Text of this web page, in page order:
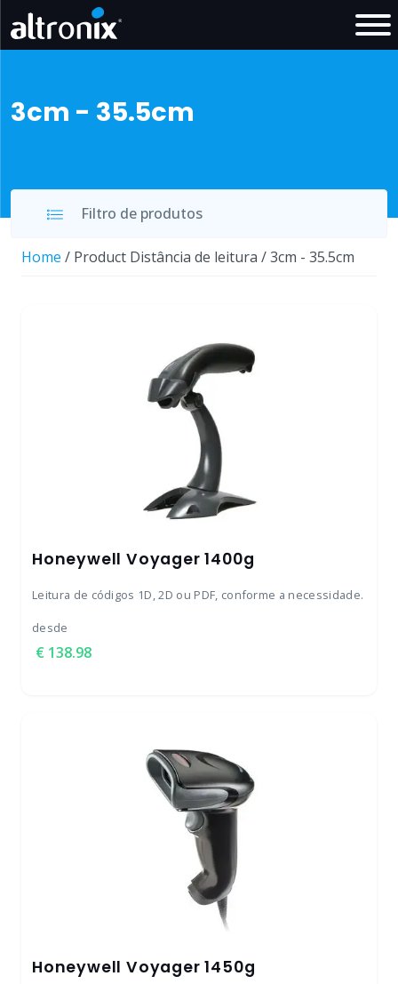
3cm - 35.5cm
Filtro de produtos
Home / Product Distância de leitura / 3cm - 35.5cm
Honeywell Voyager 1400g
Leitura de códigos 1D, 2D ou PDF, conforme a necessidade.
desde
138.98
Honeywell Voyager 1450g